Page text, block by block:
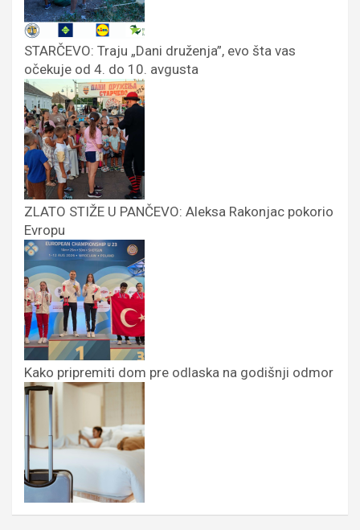
STARČEVO: Traju „Dani druženja”, evo šta vas
očekuje od 4. do 10. avgusta
ZLATO STIŽE U PANČEVO: Aleksa Rakonjac pokorio
Evropu
Kako pripremiti dom pre odlaska na godišnji odmor